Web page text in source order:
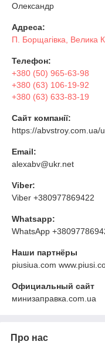
Олександр
Адреса:
П. Борщагівка, Велика
Телефон:
+380 (50) 965-63-98
+380 (63) 106-19-92
+380 (63) 633-83-19
Сайт компанії:
https://abvstroy.com.ua/
Email:
alexabv@ukr.net
Viber:
Viber +380977869422
Whatsapp:
WhatsApp
Наши партнёры
piusiua.com
Официальный сайт
минизаправка.com.ua
Про нас